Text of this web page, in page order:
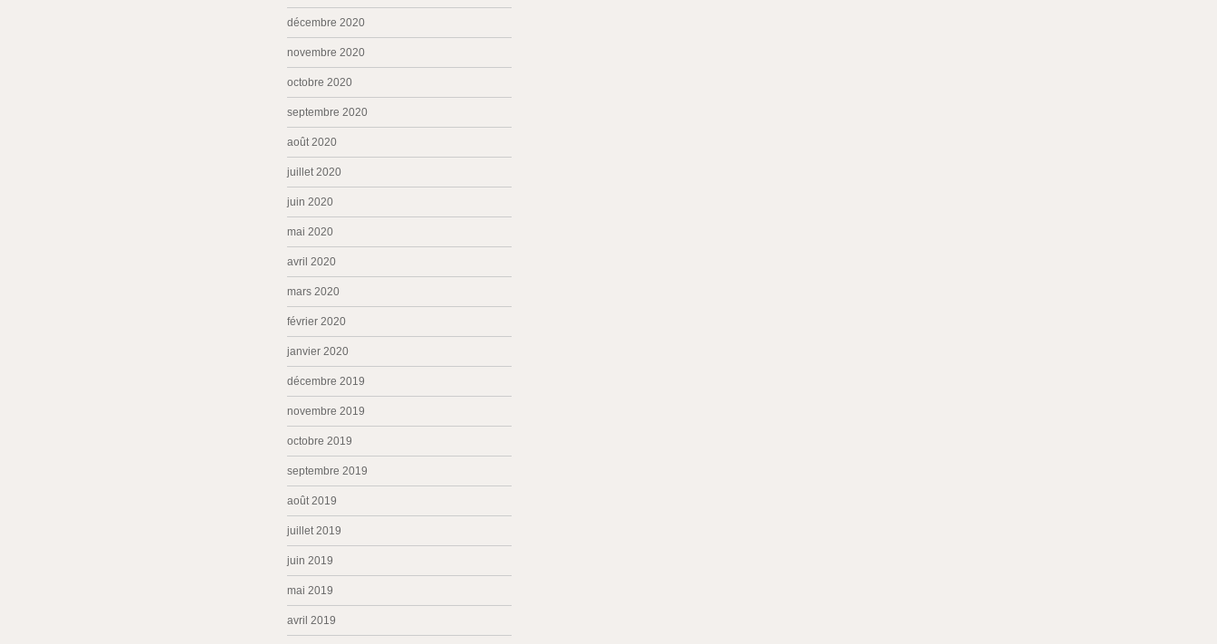
décembre 2020
novembre 2020
octobre 2020
septembre 2020
août 2020
juillet 2020
juin 2020
mai 2020
avril 2020
mars 2020
février 2020
janvier 2020
décembre 2019
novembre 2019
octobre 2019
septembre 2019
août 2019
juillet 2019
juin 2019
mai 2019
avril 2019